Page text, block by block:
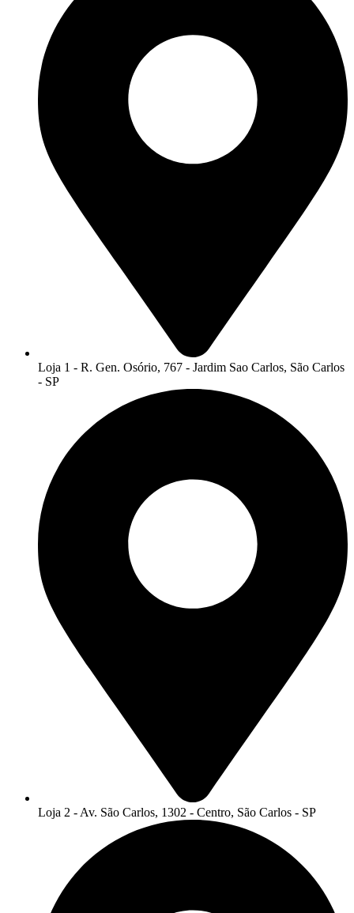
Loja 1 - R. Gen. Osório, 767 - Jardim Sao Carlos, São Carlos
- SP
Loja 2 - Av. São Carlos, 1302 - Centro, São Carlos - SP